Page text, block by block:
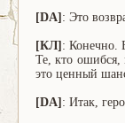
[DA] : Это
[КЛ] : Конечно.
Те, кто ошибся,
это ценный
[DA] : Итак,